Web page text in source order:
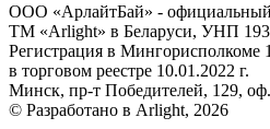
ООО «АрлайтБай» -
ТМ «Arlight» в Беларуси, УНП
Регистрация в Мингорисполкоме
в торговом реестре 10.01.2022 г.
Минск, пр-т Победителей, 129,
© Разработано в Arlight, 2026